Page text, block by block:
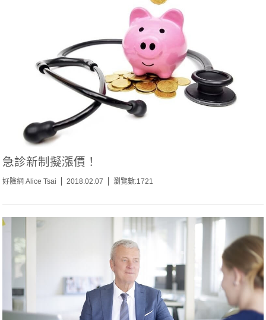
急診新制擬漲價！
好險網 Alice Tsai 2018.02.07 瀏覽數:1721